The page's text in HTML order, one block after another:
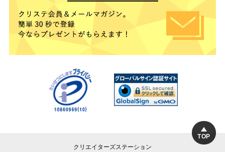
TOP
クリエイターズステーション